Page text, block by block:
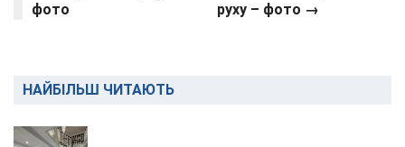
фото
руху – фото →
НАЙБІЛЬШ ЧИТАЮТЬ